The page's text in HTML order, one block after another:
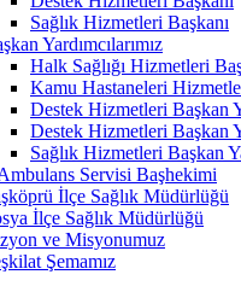
Sağlık Hizmetleri Başkanı
Yardımcılarımız
Halk Sağlığı Hizmetleri
Kamu Hastaneleri
Destek Hizmetleri Başkan
Destek Hizmetleri Başkan
Sağlık Hizmetleri Başkan
Servisi Başhekimi
İlçe Sağlık Müdürlüğü
İlçe Sağlık Müdürlüğü
ve Misyonumuz
Şemamız